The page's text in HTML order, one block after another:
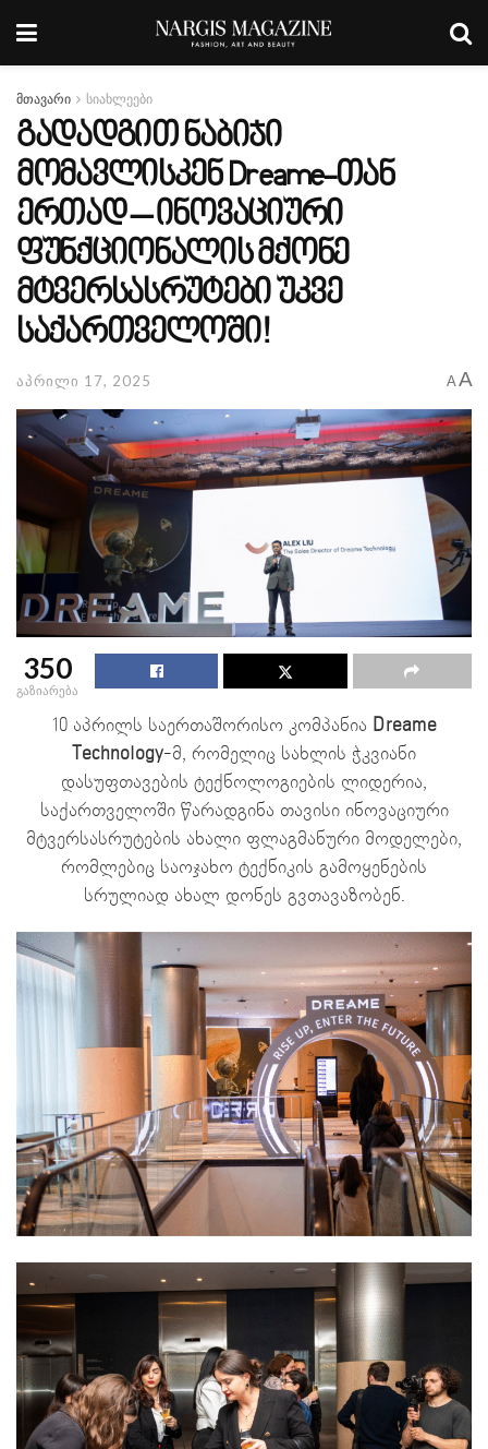
მთავარი სიახლეები
გადადგით ნაბიჯი
მომავლისკენ Dreame-თან
ერთად – ინოვაციური
ფუნქციონალის მქონე
მტვერსასრუტები უკვე
საქართველოში!
აპრილი 17, 2025 A A
350
გაზიარება
10 აპრილს საერთაშორისო კომპანია Dreame
Technology-მ, რომელიც სახლის ჭკვიანი
დასუფთავების ტექნოლოგიების ლიდერია,
საქართველოში წარადგინა თავისი ინოვაციური
მტვერსასრუტების ახალი ფლაგმანური მოდელები,
რომლებიც საოჯახო ტექნიკის გამოყენების
სრულიად ახალ დონეს გვთავაზობენ.